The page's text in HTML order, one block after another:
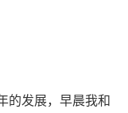
的发展，早晨我和